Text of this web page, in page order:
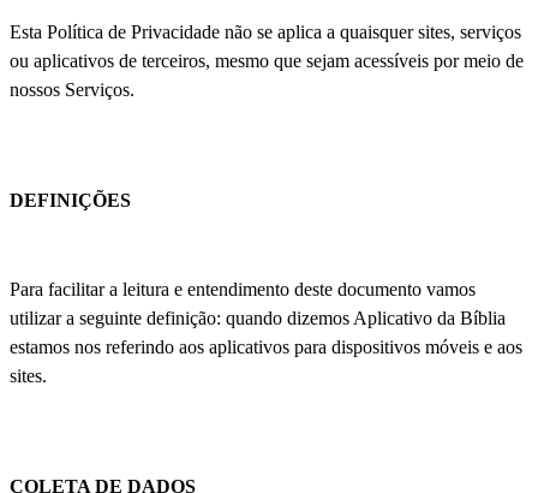
Esta Política de Privacidade não se aplica a quaisquer sites, serviços
ou aplicativos de terceiros, mesmo que sejam acessíveis por meio de
nossos Serviços.
DEFINIÇÕES
Para facilitar a leitura e entendimento deste documento vamos
utilizar a seguinte definição: quando dizemos Aplicativo da Bíblia
estamos nos referindo aos aplicativos para dispositivos móveis e aos
sites.
COLETA DE DADOS